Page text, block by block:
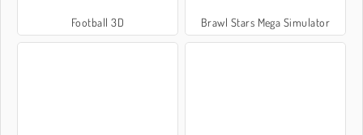
Football 3D Brawl Stars Mega Simulator